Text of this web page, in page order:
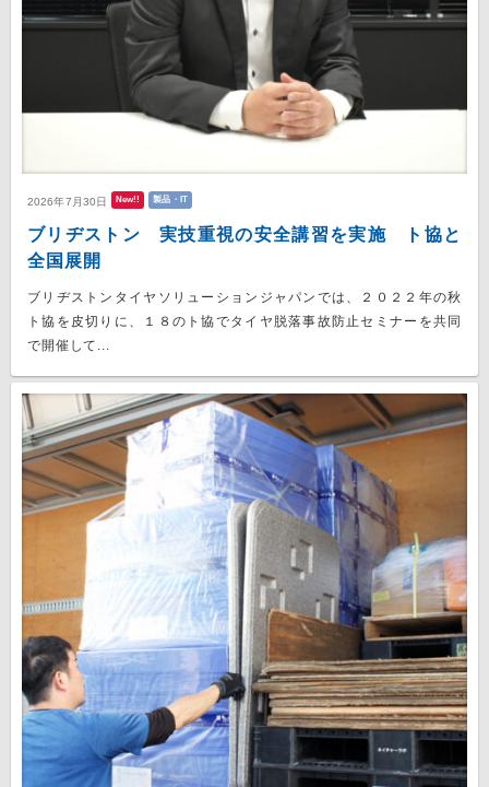
2026年7月30日 New!! 製品・IT
ブリヂストン 実技重視の安全講習を実施 ト協と
全国展開
ブリヂストンタイヤソリューションジャパンでは、２０２２年の秋
ト協を皮切りに、１８のト協でタイヤ脱落事故防止セミナーを共同
で開催して...